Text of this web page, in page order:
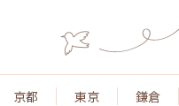
京都 東京 鎌倉